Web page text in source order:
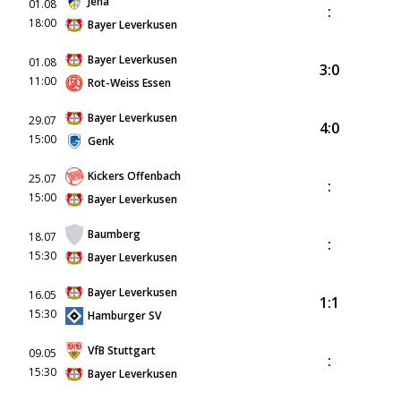
01.08
18:00
Bayer Leverkusen
:
01.08
11:00
Bayer Leverkusen
Rot-Weiss Essen
3:0
29.07
15:00
Bayer Leverkusen
Genk
4:0
25.07
15:00
Kickers Offenbach
Bayer Leverkusen
:
18.07
15:30
Baumberg
Bayer Leverkusen
:
16.05
15:30
Bayer Leverkusen
Hamburger SV
1:1
09.05
15:30
VfB Stuttgart
Bayer Leverkusen
: